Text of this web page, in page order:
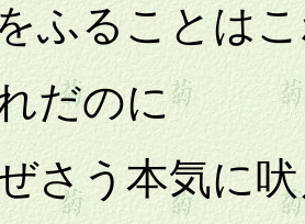
ことはこ
のに
本気に吠